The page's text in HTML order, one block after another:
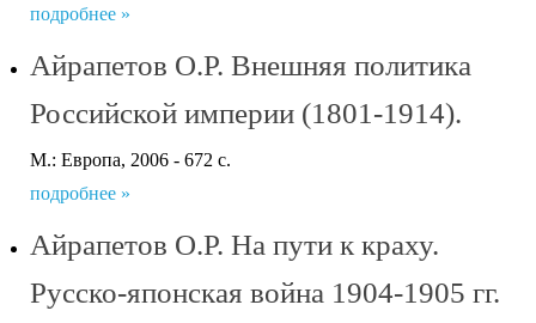
подробнее »
Айрапетов О.Р. Внешняя политика
Российской империи (1801-1914).
М.: Европа, 2006 - 672 с.
подробнее »
Айрапетов О.Р. На пути к краху.
Русско-японская война 1904-1905 гг.